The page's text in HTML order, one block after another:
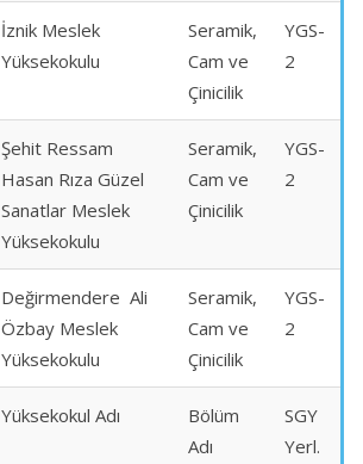
İznik Meslek
Yüksekokulu
Seramik,
Cam ve
Çinicilik
YGS-
2
Şehit Ressam
Hasan Rıza Güzel
Sanatlar Meslek
Yüksekokulu
Seramik,
Cam ve
Çinicilik
YGS-
2
Değirmendere Ali
Özbay Meslek
Yüksekokulu
Seramik,
Cam ve
Çinicilik
YGS-
2
Yüksekokul Adı
Bölüm
Adı
SGY
Yerl.